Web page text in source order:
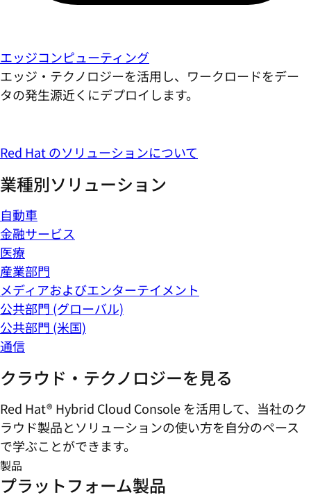
エッジコンピューティング
エッジ・テクノロジーを活用し、ワークロードをデー
タの発生源近くにデプロイします。
Red Hat のソリューションについて
業種別ソリューション
自動車
金融サービス
医療
産業部門
メディアおよびエンターテイメント
公共部門 (グローバル)
公共部門 (米国)
通信
クラウド・テクノロジーを見る
Red Hat® Hybrid Cloud Console を活用して、当社のク
ラウド製品とソリューションの使い方を自分のペース
で学ぶことができます。
製品
プラットフォーム製品